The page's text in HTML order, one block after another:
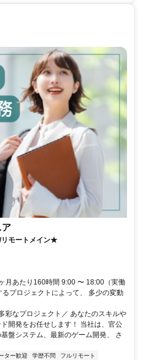
ア
リモートメイン★
月あたり160時間 9:00 〜 18:00（実働
プロジェクトによって、 多少の変動
彩なプロジェクト／ あなたのスキルや
開発をお任せします！ 当社は、官公
盤システム、最新のゲーム開発、 さ
ター歓迎 学歴不問
フルリモート